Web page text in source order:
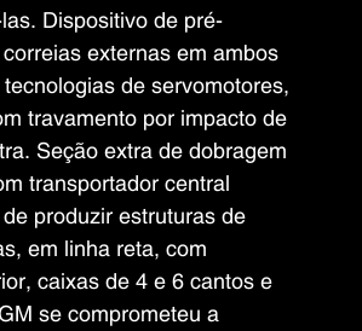
Dispositivo de pré-
externas em ambos
de servomotores,
travamento por impacto de
Seção extra de dobragem
transportador central
produzir estruturas de
em linha reta, com
caixas de 4 e 6 cantos e
se comprometeu a